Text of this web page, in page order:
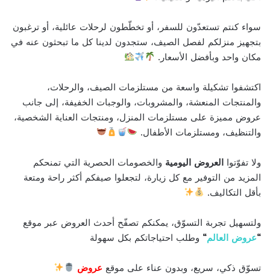
سواء كنتم تستعدّون للسفر، أو تخطّطون لرحلات عائلية، أو ترغبون
بتجهيز منزلكم لفصل الصيف، ستجدون لدينا كل ما تبحثون عنه في
مكان واحد وبأفضل الأسعار.
اكتشفوا تشكيلة واسعة من مستلزمات الصيف، والرحلات،
والمنتجات المنعشة، والمشروبات، والوجبات الخفيفة، إلى جانب
عروض مميزة على مستلزمات المنزل، ومنتجات العناية الشخصية،
والتنظيف، ومستلزمات الأطفال.
ولا تفوّتوا العروض اليومية والخصومات الحصرية التي تمنحكم
المزيد من التوفير مع كل زيارة، لتجعلوا صيفكم أكثر راحة ومتعة
بأقل التكاليف.
ولتسهيل تجربة التسوّق، يمكنكم تصفّح أحدث العروض عبر موقع
“عروض العالم“ وطلب احتياجاتكم بكل سهولة
تسوّق ذكي، سريع، وبدون عناء على موقع عروض